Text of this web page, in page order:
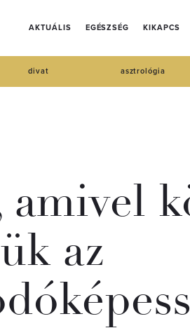
AKTUÁLIS EGÉSZSÉG KIKAPCS
divat asztrológia
amivel
az